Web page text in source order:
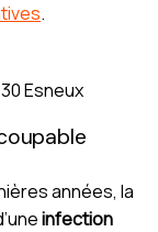
.
Esneux
années, la
infection